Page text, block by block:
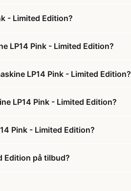
- Limited Edition?
LP14 Pink - Limited Edition?
LP14 Pink - Limited Edition?
LP14 Pink - Limited Edition?
Pink - Limited Edition?
Edition på tilbud?